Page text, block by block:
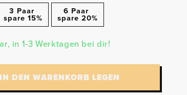
3 Paar
spare 15%
6 Paar
spare 20%
in 1-3 Werktagen bei dir!
IN DEN WARENKORB LEGEN